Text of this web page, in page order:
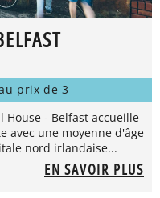
prix de 3
House - Belfast accueille
avec une moyenne d'âge
nord irlandaise...
EN SAVOIR PLUS